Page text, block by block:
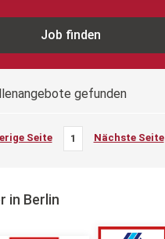
gefunden
Seite 1 Nächste Seite
in Berlin